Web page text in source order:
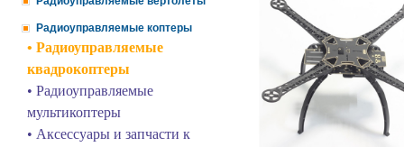
Радиоуправляемые коптеры
• Радиоуправляемые
квадрокоптеры
• Радиоуправляемые
мультикоптеры
• Аксессуары и запчасти к